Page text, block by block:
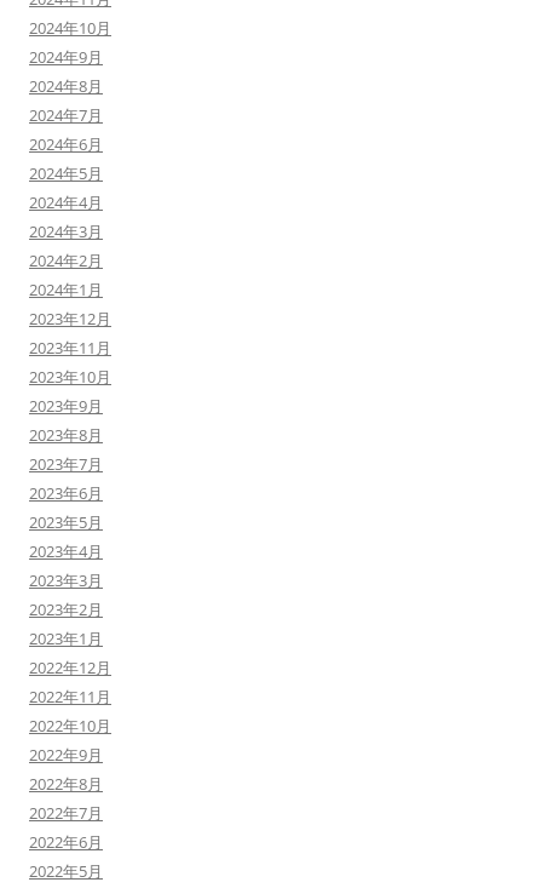
2024年10月
2024年9月
2024年8月
2024年7月
2024年6月
2024年5月
2024年4月
2024年3月
2024年2月
2024年1月
2023年12月
2023年11月
2023年10月
2023年9月
2023年8月
2023年7月
2023年6月
2023年5月
2023年4月
2023年3月
2023年2月
2023年1月
2022年12月
2022年11月
2022年10月
2022年9月
2022年8月
2022年7月
2022年6月
2022年5月